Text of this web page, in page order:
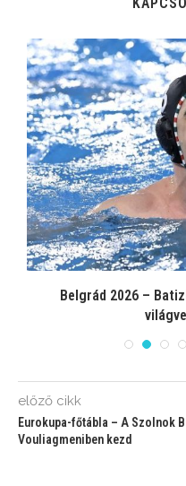
Belgrád 2026 –
előző cikk
Eurokupa-főtábla – A Szolnok
Vouliagmeniben kezd